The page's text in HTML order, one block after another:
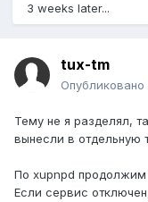
3 weeks later...
tux-tm
Опубликовано
Тему не я разделял,
вынесли в отдельную
По xupnpd продолжим
Если сервис